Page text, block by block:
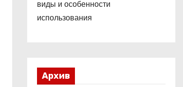
виды и особенности
использования
Архив